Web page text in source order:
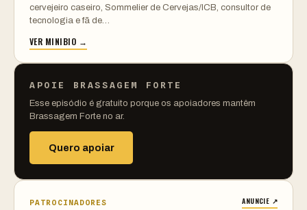
cervejeiro caseiro, Sommelier de Cervejas/ICB, consultor de
tecnologia e fã de…
VER MINIBIO →
APOIE BRASSAGEM FORTE
Esse episódio é gratuito porque os apoiadores mantêm
Brassagem Forte no ar.
Quero apoiar
PATROCINADORES ANUNCIE ↗